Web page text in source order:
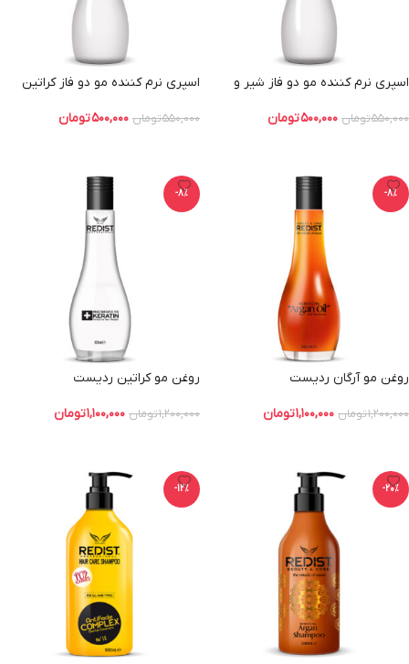
اسپری نرم کننده مو دو فاز شیر و
۵۵۰,۰۰۰تومان ۵۰۰,۰۰۰تومان
اسپری نرم کننده مو دو فاز کراتین
۵۵۰,۰۰۰تومان ۵۰۰,۰۰۰تومان
-8%
روغن مو آرگان ردیست
۱,۲۰۰,۰۰۰تومان ۱,۱۰۰,۰۰۰تومان
-8%
روغن مو کراتین ردیست
۱,۲۰۰,۰۰۰تومان ۱,۱۰۰,۰۰۰تومان
-20%
-12%